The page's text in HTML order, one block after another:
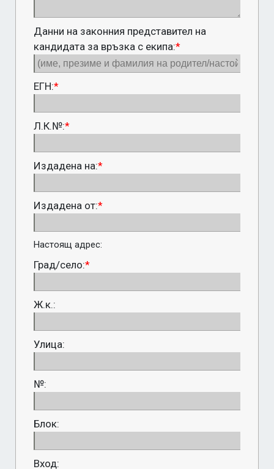
Данни на законния представител на
кандидата за връзка с екипа:*
ЕГН:*
Л.К.№:*
Издадена на:*
Издадена от:*
Настоящ адрес:
Град/село:*
Ж.к.:
Улица:
№:
Блок:
Вход: